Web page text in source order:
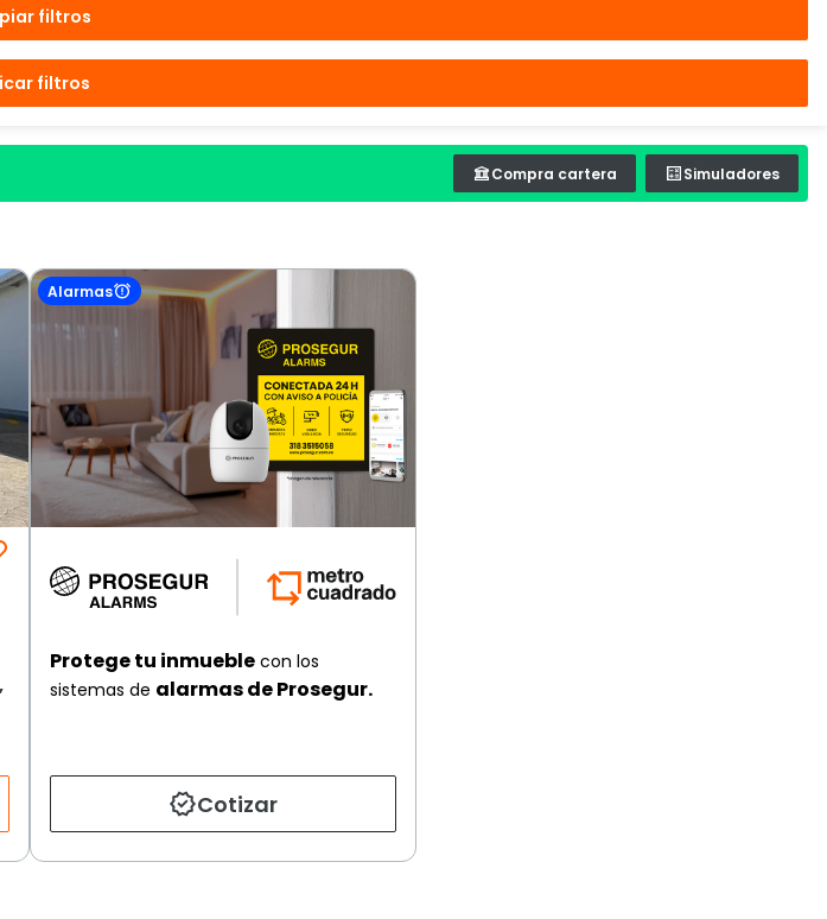
filtros
filtros
Compra cartera Simuladores
Alarmas
Protege tu inmueble con los
sistemas de alarmas de Prosegur.
Cotizar